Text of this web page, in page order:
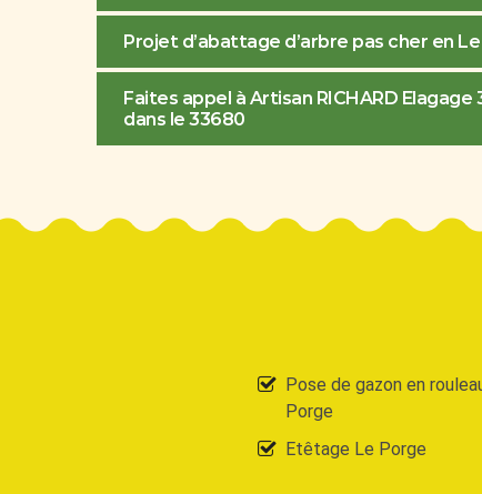
Projet d’abattage d’arbre pas cher en
Faites appel à Artisan RICHARD
dans le 33680
Pose de gazon en
Porge
Etêtage Le Porge